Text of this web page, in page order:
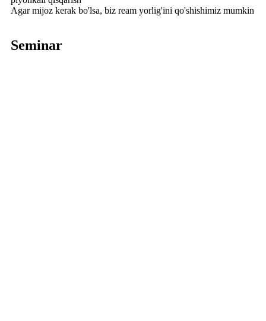
Agar mijoz kerak bo'lsa, biz ream yorlig'ini qo'shishimiz mumkin
Seminar